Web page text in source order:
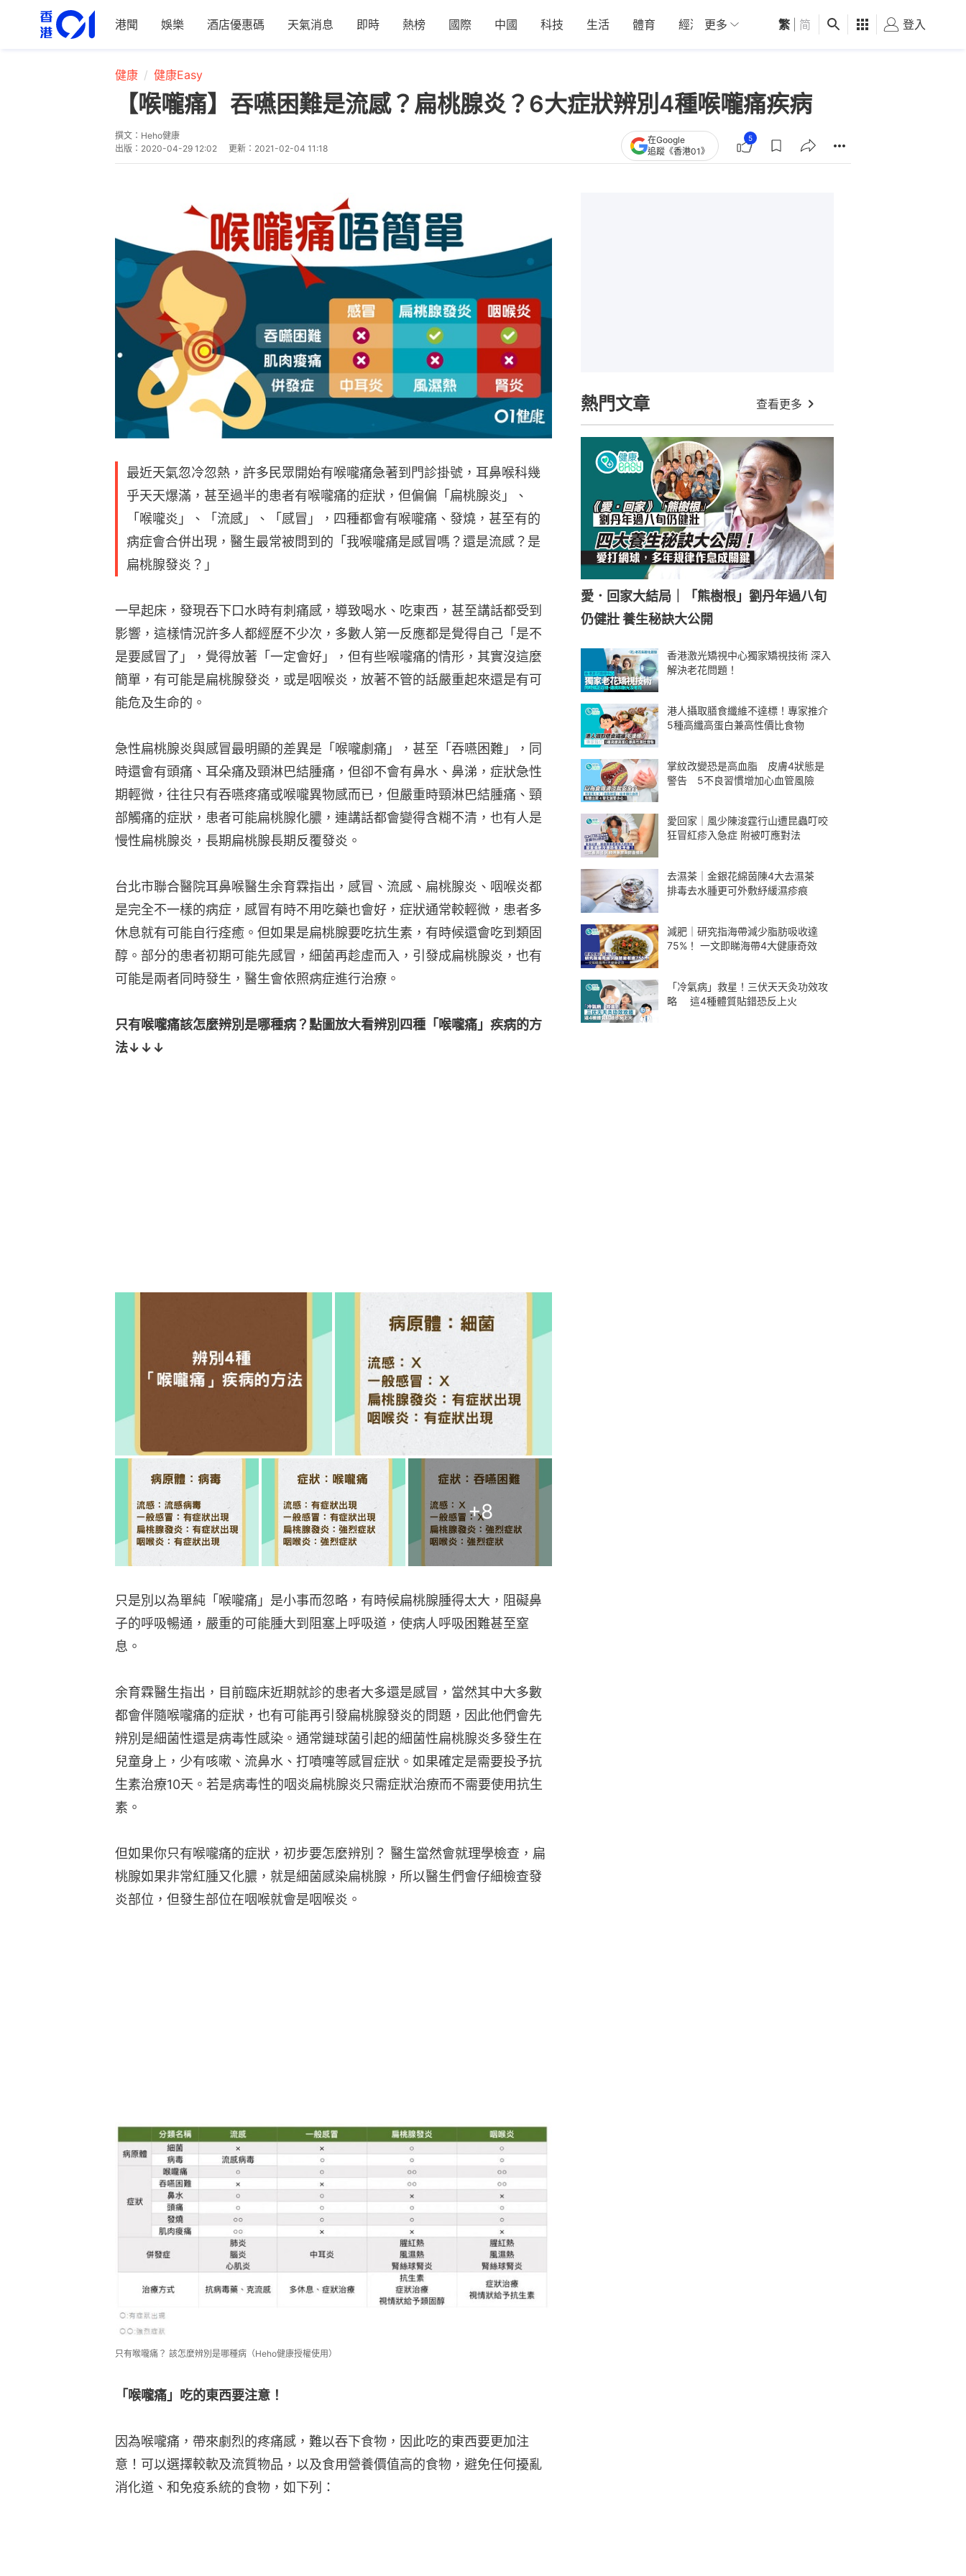
港聞 娛樂 酒店優惠碼 天氣消息 即時 熱榜 國際 中國 科技 生活 體育 經濟 01深圳 觀點 健康 好食玩飛
更多 繁 简 登入
健康 健康Easy
【喉嚨痛】吞嚥困難是流感？扁桃腺炎？6大症狀辨別4種喉嚨痛疾病
撰文： Heho健康
出版： 2020-04-29 12:02 更新： 2021-02-04 11:18
在Google
追蹤《香港01》
5
最近天氣忽冷忽熱，許多民眾開始有喉嚨痛急著到門診掛號，耳鼻喉科幾
乎天天爆滿，甚至過半的患者有喉嚨痛的症狀，但偏偏「扁桃腺炎」、
「喉嚨炎」、「流感」、「感冒」，四種都會有喉嚨痛、發燒，甚至有的
病症會合併出現，醫生最常被問到的「我喉嚨痛是感冒嗎？還是流感？是
扁桃腺發炎？」
一早起床，發現吞下口水時有刺痛感，導致喝水、吃東西，甚至講話都受到
影響，這樣情況許多人都經歷不少次，多數人第一反應都是覺得自己「是不
是要感冒了」，覺得放著「一定會好」，但有些喉嚨痛的情形，其實沒這麼
簡單，有可能是扁桃腺發炎，或是咽喉炎，放著不管的話嚴重起來還是有可
能危及生命的。
急性扁桃腺炎與感冒最明顯的差異是「喉嚨劇痛」，甚至「吞嚥困難」，同
時還會有頭痛、耳朵痛及頸淋巴結腫痛，但卻不會有鼻水、鼻涕，症狀急性
期輕微，往往只有吞嚥疼痛或喉嚨異物感而已，但嚴重時頸淋巴結腫痛、頸
部觸痛的症狀，患者可能扁桃腺化膿，連講話都會變得含糊不清，也有人是
慢性扁桃腺炎，長期扁桃腺長期反覆發炎。
台北市聯合醫院耳鼻喉醫生余育霖指出，感冒、流感、扁桃腺炎、咽喉炎都
是完全不一樣的病症，感冒有時不用吃藥也會好，症狀通常較輕微，患者多
休息就有可能自行痊癒。但如果是扁桃腺要吃抗生素，有時候還會吃到類固
醇。部分的患者初期可能先感冒，細菌再趁虛而入，引發成扁桃腺炎，也有
可能是兩者同時發生，醫生會依照病症進行治療。
只有喉嚨痛該怎麼辨別是哪種病？點圖放大看辨別四種「喉嚨痛」疾病的方
法↓↓↓
+8
只是別以為單純「喉嚨痛」是小事而忽略，有時候扁桃腺腫得太大，阻礙鼻
子的呼吸暢通，嚴重的可能腫大到阻塞上呼吸道，使病人呼吸困難甚至窒
息。
余育霖醫生指出，目前臨床近期就診的患者大多還是感冒，當然其中大多數
都會伴隨喉嚨痛的症狀，也有可能再引發扁桃腺發炎的問題，因此他們會先
辨別是細菌性還是病毒性感染。通常鏈球菌引起的細菌性扁桃腺炎多發生在
兒童身上，少有咳嗽、流鼻水、打噴嚏等感冒症狀。如果確定是需要投予抗
生素治療10天。若是病毒性的咽炎扁桃腺炎只需症狀治療而不需要使用抗生
素。
但如果你只有喉嚨痛的症狀，初步要怎麼辨別？ 醫生當然會就理學檢查，扁
桃腺如果非常紅腫又化膿，就是細菌感染扁桃腺，所以醫生們會仔細檢查發
炎部位，但發生部位在咽喉就會是咽喉炎。
只有喉嚨痛？ 該怎麼辨別是哪種病（Heho健康授權使用）
「喉嚨痛」吃的東西要注意！
因為喉嚨痛，帶來劇烈的疼痛感，難以吞下食物，因此吃的東西要更加注
意！可以選擇較軟及流質物品，以及食用營養價值高的食物，避免任何擾亂
消化道、和免疫系統的食物，如下列：
熱門文章 查看更多
愛．回家大結局｜「熊樹根」劉丹年過八旬
仍健壯 養生秘訣大公開
香港激光矯視中心獨家矯視技術 深入
解決老花問題！
港人攝取膳食纖維不達標！專家推介
5種高纖高蛋白兼高性價比食物
掌紋改變恐是高血脂 皮膚4狀態是
警告 5不良習慣增加心血管風險
愛回家｜風少陳浚霆行山遭昆蟲叮咬
狂冒紅疹入急症 附被叮應對法
去濕茶｜金銀花綿茵陳4大去濕茶
排毒去水腫更可外敷紓緩濕疹痕
減肥｜研究指海帶減少脂肪吸收達
75%！ 一文即睇海帶4大健康奇效
「冷氣病」救星！三伏天天灸功效攻
略 這4種體質貼錯恐反上火